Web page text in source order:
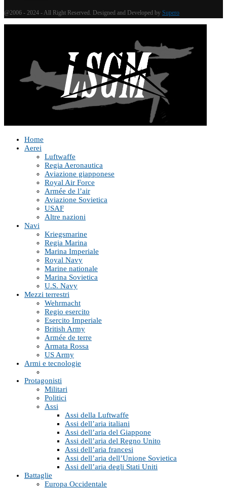
@2006 - 2024 - All Right Reserved. Designed and Developed by Supero
Home
Aerei
Luftwaffe
Regia Aeronautica
Aviazione giapponese
Royal Air Force
Armée de l’air
Aviazione Sovietica
USAF
Altre nazioni
Navi
Kriegsmarine
Regia Marina
Marina Imperiale
Royal Navy
Marine nationale
Marina Sovietica
U.S. Navy
Mezzi terrestri
Wehrmacht
Regio esercito
Esercito Imperiale
British Army
Armée de terre
Armata Rossa
US Army
Armi e tecnologie
Protagonisti
Militari
Politici
Assi
Assi della Luftwaffe
Assi dell’aria italiani
Assi dell’aria del Giappone
Assi dell’aria del Regno Unito
Assi dell’aria francesi
Assi dell’aria dell’Unione Sovietica
Assi dell’aria degli Stati Uniti
Battaglie
Europa Occidentale